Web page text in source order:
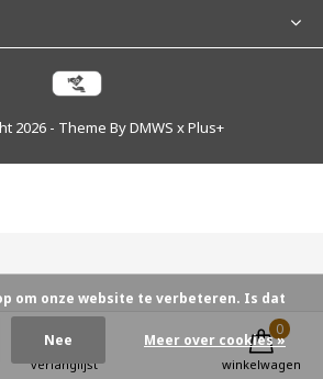
2026- Theme ByDMWS xPlus+
verlanglijst winkelwagen
0
om onze website te verbeteren. Is dat
Nee Meer over cookies »